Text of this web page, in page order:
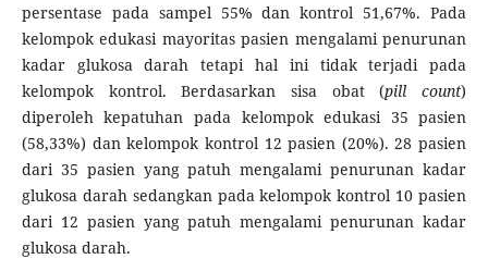
persentase pada sampel 55% dan kontrol 51,67%. Pada
kelompok edukasi mayoritas pasien mengalami penurunan
kadar glukosa darah tetapi hal ini tidak terjadi pada
kelompok kontrol. Berdasarkan sisa obat (pill count)
diperoleh kepatuhan pada kelompok edukasi 35 pasien
(58,33%) dan kelompok kontrol 12 pasien (20%). 28 pasien
dari 35 pasien yang patuh mengalami penurunan kadar
glukosa darah sedangkan pada kelompok kontrol 10 pasien
dari 12 pasien yang patuh mengalami penurunan kadar
glukosa darah.